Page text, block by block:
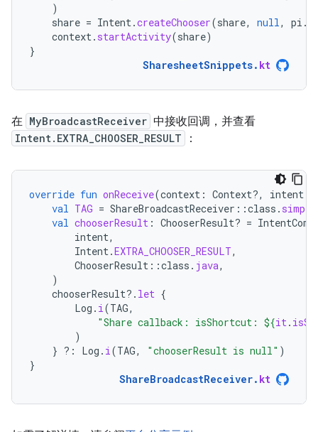
)
share = Intent .createChooser(share, null , pi .
context . startActivity(share)
}
SharesheetSnippets. kt
在 MyBroadcastReceiver 中接收回调，并查看
Intent.EXTRA_CHOOSER_RESULT ：
override fun onReceive(context : Context?, intent
val TAG = ShareBroadcastReceiver ::class .
val chooserResult : ChooserResult? =
intent,
Intent .EXTRA_CHOOSER_RESULT,
ChooserResult ::class . java,
)
chooserResult?. let {
Log . i (TAG,
"Share callback: isShortcut: ${it .
)
} ?: Log . i (TAG, "chooserResult is null" )
}
ShareBroadcastReceiver. kt